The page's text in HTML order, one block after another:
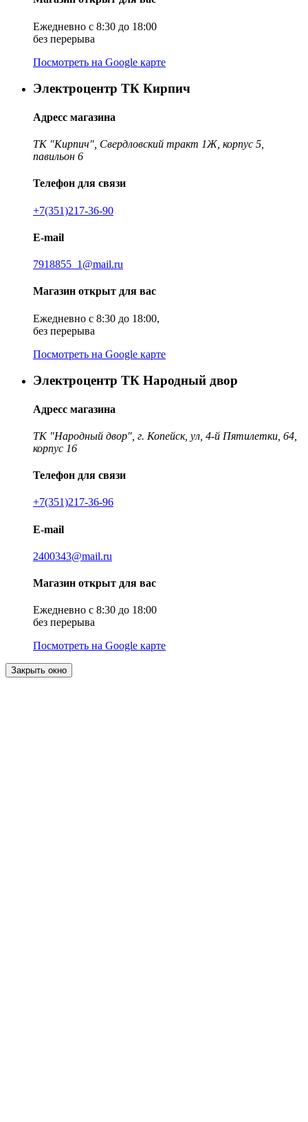
Ежедневно с 8:30 до 18:00
без перерыва
Посмотреть на Google карте
Электроцентр ТК Кирпич
Адресс магазина
ТК "Кирпич", Свердловский тракт 1Ж, корпус 5,
павильон 6
Телефон для связи
+7(351)217-36-90
E-mail
7918855_1@mail.ru
Магазин открыт для вас
Ежедневно с 8:30 до 18:00,
без перерыва
Посмотреть на Google карте
Электроцентр ТК Народный двор
Адресс магазина
ТК "Народный двор", г. Копейск, ул, 4-й Пятилетки, 64,
корпус 16
Телефон для связи
+7(351)217-36-96
E-mail
2400343@mail.ru
Магазин открыт для вас
Ежедневно с 8:30 до 18:00
без перерыва
Посмотреть на Google карте
Закрыть окно